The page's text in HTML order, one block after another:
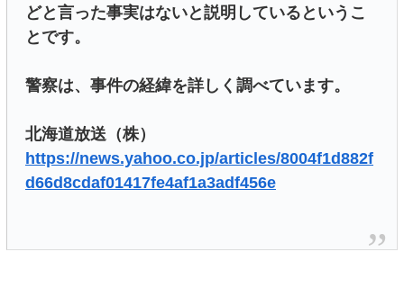
どと言った事実はないと説明しているというこ
とです。
警察は、事件の経緯を詳しく調べています。
北海道放送（株）
https://news.yahoo.co.jp/articles/8004f1d882f
d66d8cdaf01417fe4af1a3adf456e